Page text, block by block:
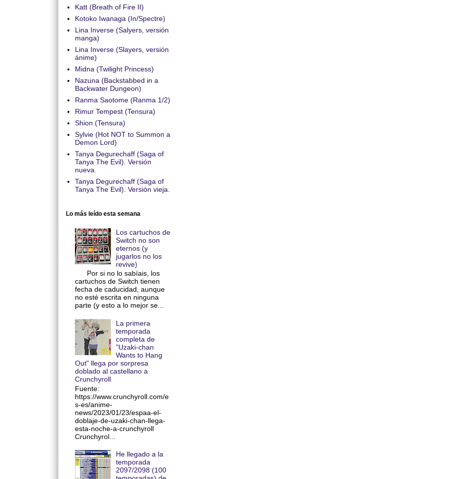
Katt (Breath of Fire II)
Kotoko Iwanaga (In/Spectre)
Lina Inverse (Salyers, versión
manga)
Lina Inverse (Slayers, versión
ánime)
Midna (Twilight Princess)
Nazuna (Backstabbed in a
Backwater Dungeon)
Ranma Saotome (Ranma 1/2)
Rimur Tempest (Tensura)
Shion (Tensura)
Sylvie (Hot NOT to Summon a
Demon Lord)
Tanya Degurechaff (Saga of
Tanya The Evil). Versión
nueva.
Tanya Degurechaff (Saga of
Tanya The Evil). Versión vieja.
Lo más leído esta semana
Los cartuchos de
Switch no son
eternos (y
jugarlos no los
revive)
Por si no lo sabíais, los
cartuchos de Switch tienen
fecha de caducidad, aunque
no esté escrita en ninguna
parte (y esto a lo mejor se...
La primera
temporada
completa de
"Uzaki-chan
Wants to Hang
Out" llega por sorpresa
doblado al castellano a
Crunchyroll
Fuente:
https://www.crunchyroll.com/e
s-es/anime-
news/2023/01/23/espaa-el-
doblaje-de-uzaki-chan-llega-
esta-noche-a-crunchyroll
Crunchyrol...
He llegado a la
temporada
2097/2098 (100